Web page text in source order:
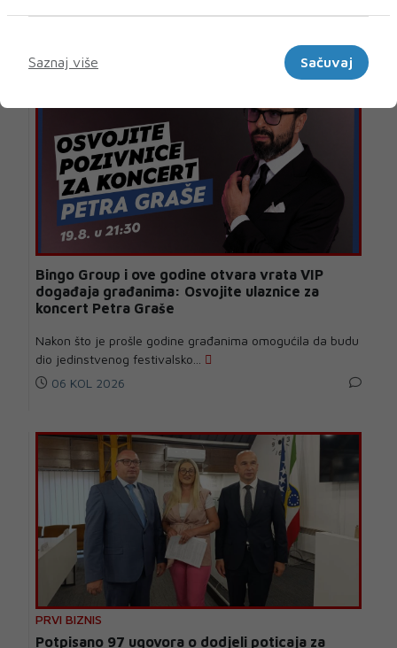
Bingo Group i ove godine otvara vrata VIP
događaja građanima: Osvojite ulaznice za
koncert Petra Graše
Nakon što je prošle godine građanima omogućila da budu
dio jedinstvenog festivalsko...
06 KOL 2026
PRVI BIZNIS
Potpisano 97 ugovora o dodjeli poticaja za
Saznaj više
Sačuvaj